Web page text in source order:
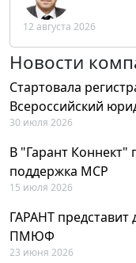
12 августа 2026
Новости
Стартовала
Всероссийский
30 июля 2026
В "Гарант Коннект"
поддержка MCP
15 июля 2026
ГАРАНТ представит
ПМЮФ
23 июня 2026